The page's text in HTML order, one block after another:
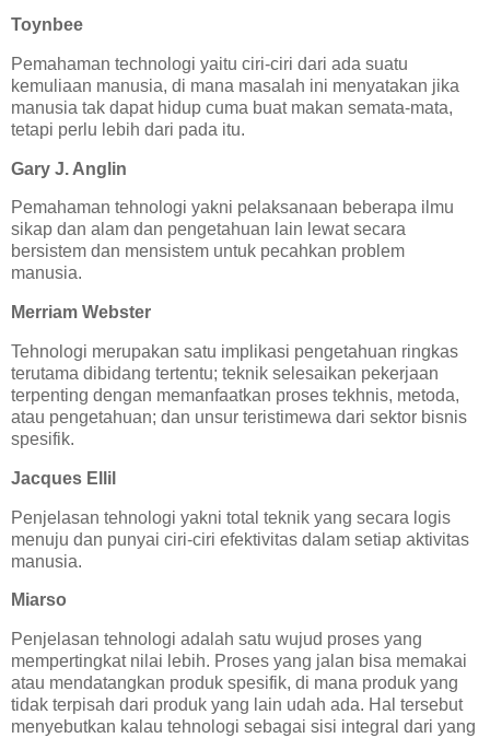
Toynbee
Pemahaman technologi yaitu ciri-ciri dari ada suatu
kemuliaan manusia, di mana masalah ini menyatakan jika
manusia tak dapat hidup cuma buat makan semata-mata,
tetapi perlu lebih dari pada itu.
Gary J. Anglin
Pemahaman tehnologi yakni pelaksanaan beberapa ilmu
sikap dan alam dan pengetahuan lain lewat secara
bersistem dan mensistem untuk pecahkan problem
manusia.
Merriam Webster
Tehnologi merupakan satu implikasi pengetahuan ringkas
terutama dibidang tertentu; teknik selesaikan pekerjaan
terpenting dengan memanfaatkan proses tekhnis, metoda,
atau pengetahuan; dan unsur teristimewa dari sektor bisnis
spesifik.
Jacques Ellil
Penjelasan tehnologi yakni total teknik yang secara logis
menuju dan punyai ciri-ciri efektivitas dalam setiap aktivitas
manusia.
Miarso
Penjelasan tehnologi adalah satu wujud proses yang
mempertingkat nilai lebih. Proses yang jalan bisa memakai
atau mendatangkan produk spesifik, di mana produk yang
tidak terpisah dari produk yang lain udah ada. Hal tersebut
menyebutkan kalau tehnologi sebagai sisi integral dari yang